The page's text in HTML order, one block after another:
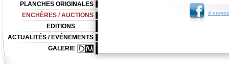
A
PLANCHES ORIGINALES
ENCHÈRES / AUCTIONS
EDITIONS
ACTUALITÉS / EVÉNEMENTS
GALERIE